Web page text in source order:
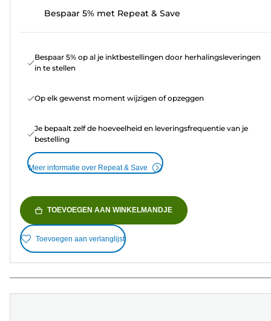
Bespaar 5% met Repeat & Save
Bespaar 5% op al je inktbestellingen door herhalingsleveringen
in te stellen
Op elk gewenst moment wijzigen of opzeggen
Je bepaalt zelf de hoeveelheid en leveringsfrequentie van je
bestelling
Meer informatie over Repeat & Save
TOEVOEGEN AAN WINKELMANDJE
Toevoegen aan verlanglijst